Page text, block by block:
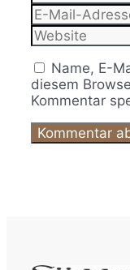
E-
Mail-
Adresse
Website
Name, E-
diesem
Kommentar